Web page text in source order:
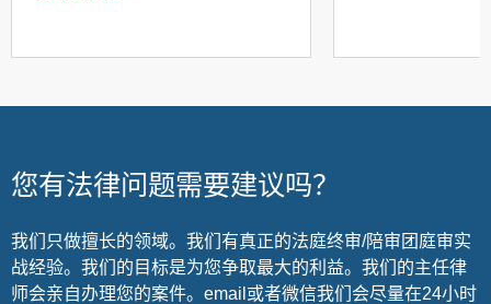
您有法律问题需要建议吗？
我们只做擅长的领域。我们有真正的法庭终审/陪审团庭审实
战经验。我们的目标是为您争取最大的利益。我们的主任律
师会亲自办理您的案件。email或者微信我们会尽量在24小时